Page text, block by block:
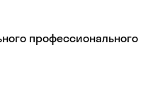
профессионального